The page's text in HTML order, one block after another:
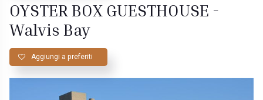
OYSTER BOX GUESTHOUSE -
Walvis Bay
Aggiungi a preferiti